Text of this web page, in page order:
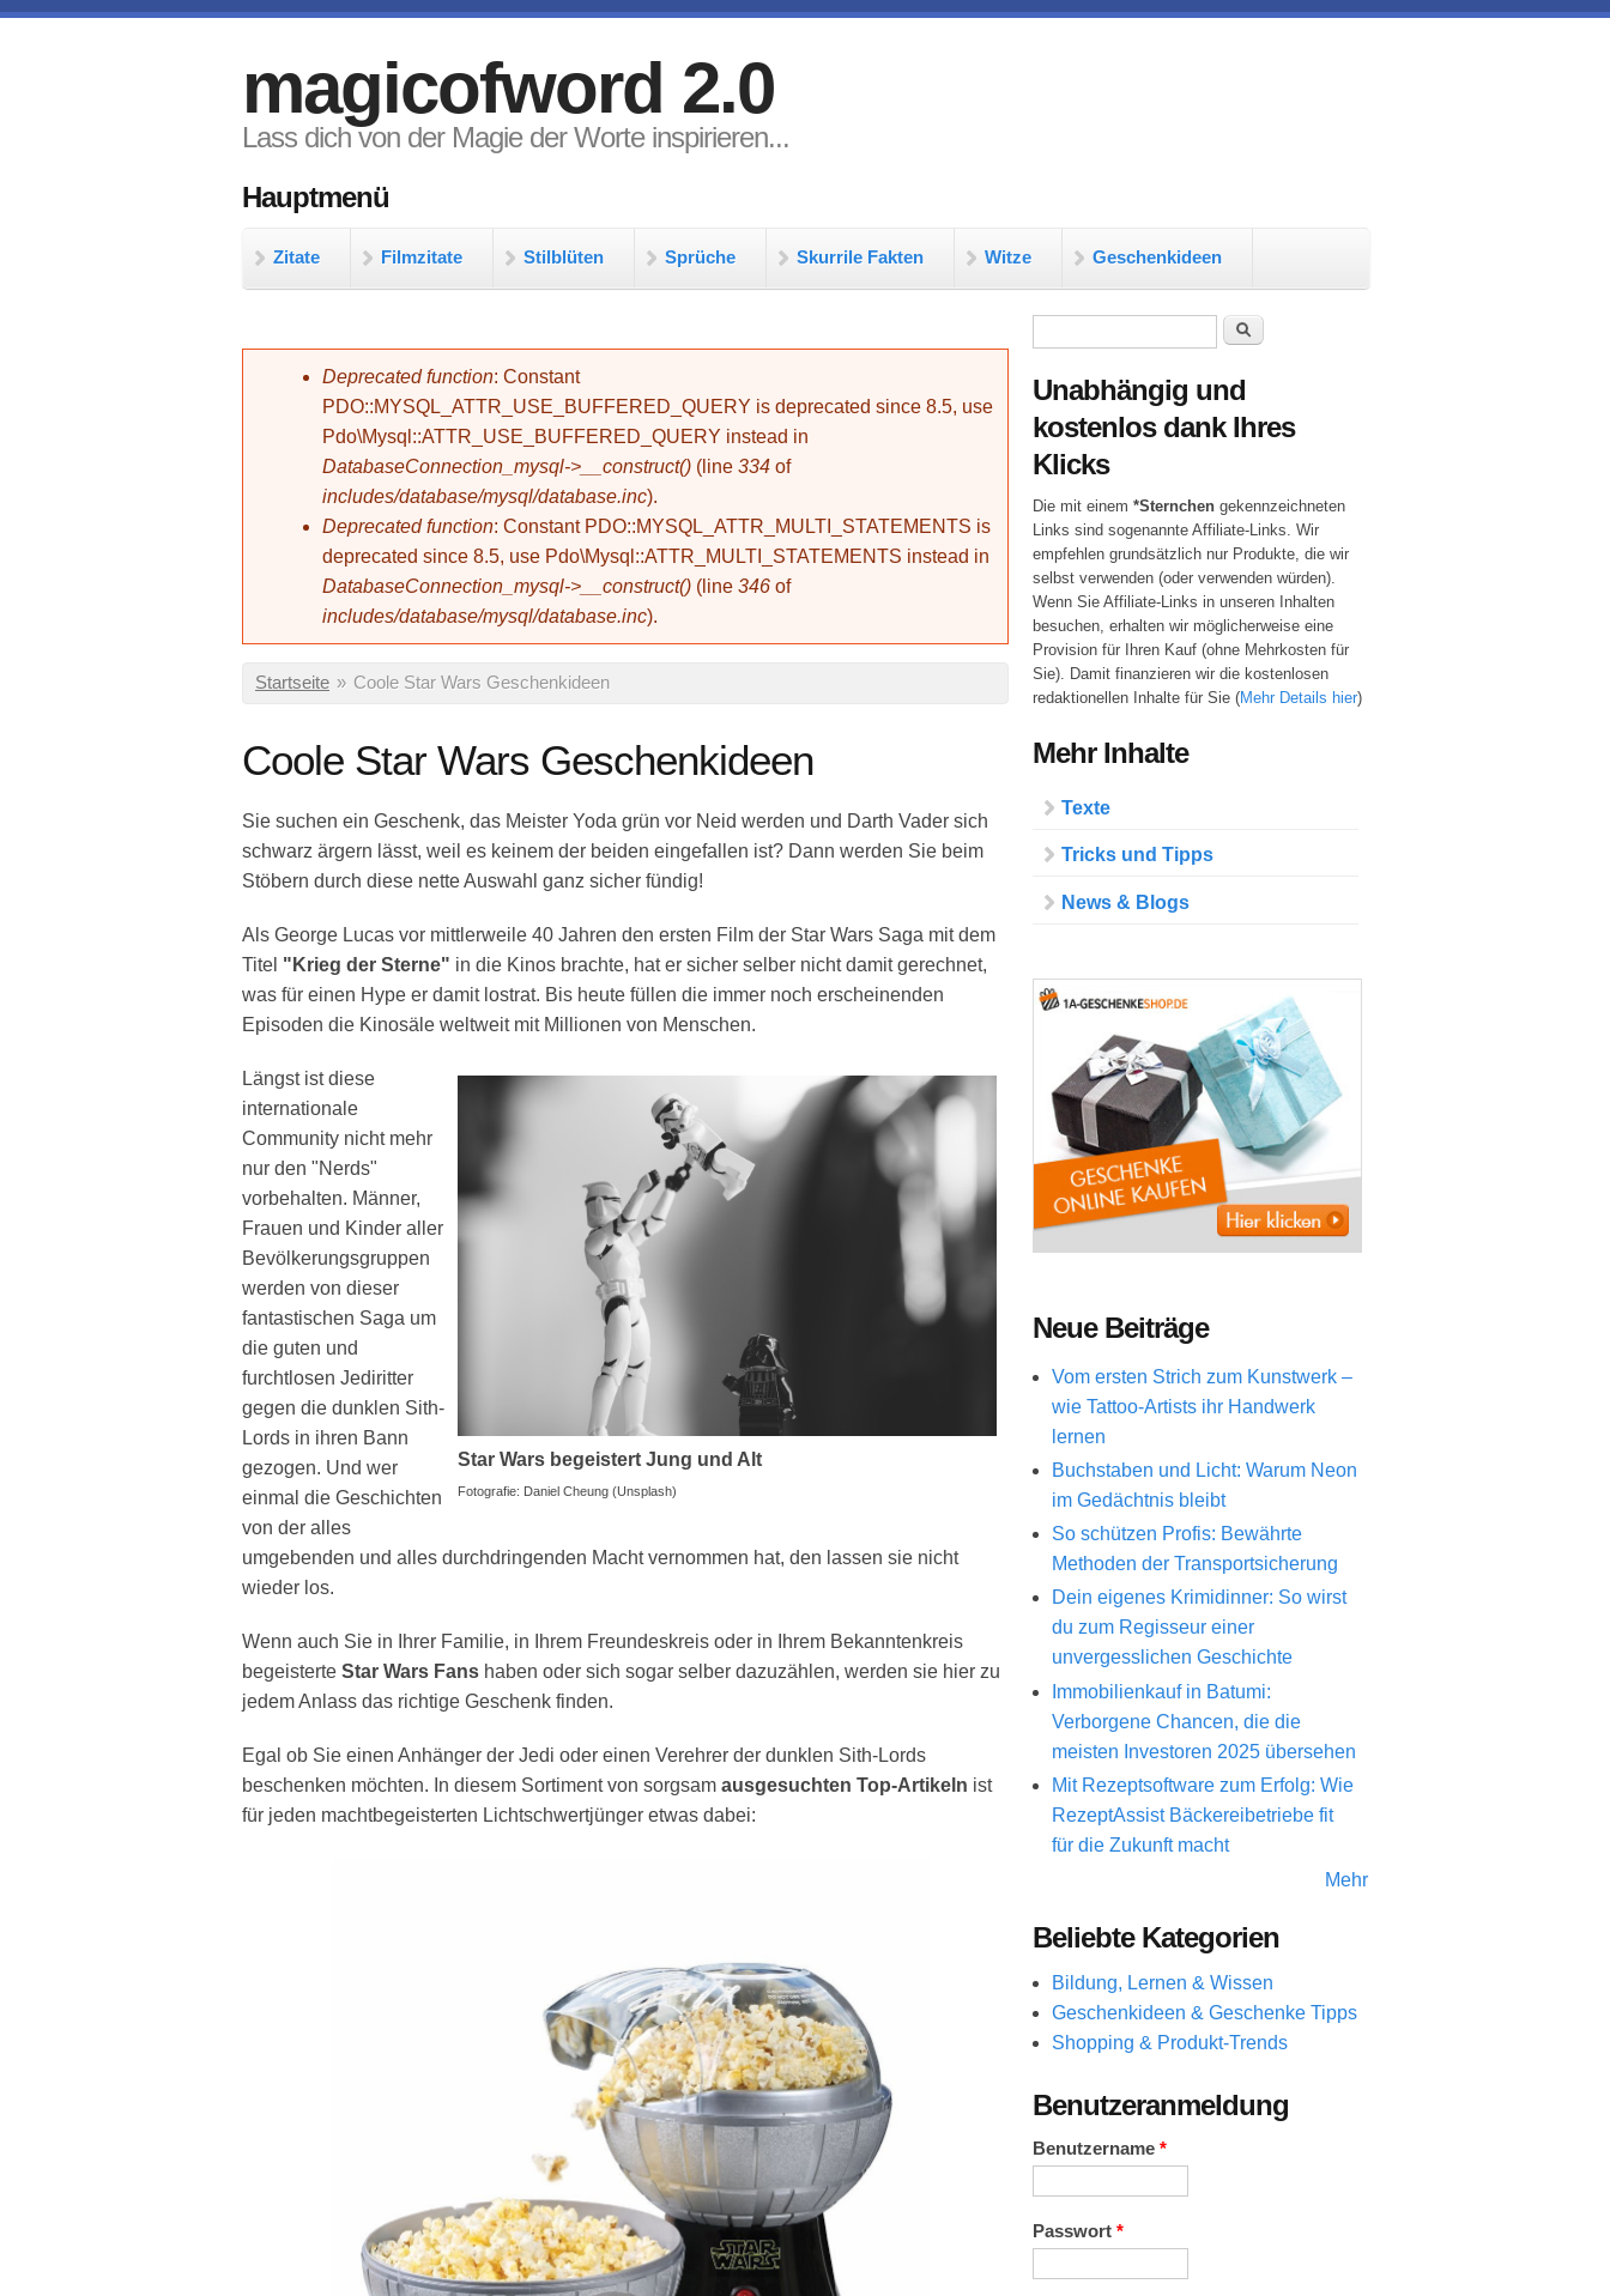
magicofword 2.0
Lass dich von der Magie der Worte inspirieren...
Hauptmenü
Zitate Filmzitate Stilblüten Sprüche Skurrile Fakten Witze Geschenkideen
Fehlermeldung
Deprecated function: Constant
PDO::MYSQL_ATTR_USE_BUFFERED_QUERY is deprecated since 8.5, use
Pdo\Mysql::ATTR_USE_BUFFERED_QUERY instead in
DatabaseConnection_mysql->__construct() (line 334 of
includes/database/mysql/database.inc).
Deprecated function: Constant PDO::MYSQL_ATTR_MULTI_STATEMENTS is
deprecated since 8.5, use Pdo\Mysql::ATTR_MULTI_STATEMENTS instead in
DatabaseConnection_mysql->__construct() (line 346 of
includes/database/mysql/database.inc).
Sie sind hier
Startseite » Coole Star Wars Geschenkideen
Coole Star Wars Geschenkideen
Sie suchen ein Geschenk, das Meister Yoda grün vor Neid werden und Darth Vader sich
schwarz ärgern lässt, weil es keinem der beiden eingefallen ist? Dann werden Sie beim
Stöbern durch diese nette Auswahl ganz sicher fündig!
Als George Lucas vor mittlerweile 40 Jahren den ersten Film der Star Wars Saga mit dem
Titel "Krieg der Sterne" in die Kinos brachte, hat er sicher selber nicht damit gerechnet,
was für einen Hype er damit lostrat. Bis heute füllen die immer noch erscheinenden
Episoden die Kinosäle weltweit mit Millionen von Menschen.
Star Wars begeistert Jung und Alt
Fotografie: Daniel Cheung (Unsplash)
Längst ist diese
internationale
Community nicht mehr
nur den "Nerds"
vorbehalten. Männer,
Frauen und Kinder aller
Bevölkerungsgruppen
werden von dieser
fantastischen Saga um
die guten und
furchtlosen Jediritter
gegen die dunklen Sith-
Lords in ihren Bann
gezogen. Und wer
einmal die Geschichten
von der alles
umgebenden und alles durchdringenden Macht vernommen hat, den lassen sie nicht
wieder los.
Wenn auch Sie in Ihrer Familie, in Ihrem Freundeskreis oder in Ihrem Bekanntenkreis
begeisterte Star Wars Fans haben oder sich sogar selber dazuzählen, werden sie hier zu
jedem Anlass das richtige Geschenk finden.
Egal ob Sie einen Anhänger der Jedi oder einen Verehrer der dunklen Sith-Lords
beschenken möchten. In diesem Sortiment von sorgsam ausgesuchten Top-Artikeln ist
für jeden machtbegeisterten Lichtschwertjünger etwas dabei:
Suche
Unabhängig und
kostenlos dank Ihres
Klicks
Die mit einem *Sternchen gekennzeichneten
Links sind sogenannte Affiliate-Links. Wir
empfehlen grundsätzlich nur Produkte, die wir
selbst verwenden (oder verwenden würden).
Wenn Sie Affiliate-Links in unseren Inhalten
besuchen, erhalten wir möglicherweise eine
Provision für Ihren Kauf (ohne Mehrkosten für
Sie). Damit finanzieren wir die kostenlosen
redaktionellen Inhalte für Sie (Mehr Details hier)
Mehr Inhalte
Texte
Tricks und Tipps
News & Blogs
Neue Beiträge
Vom ersten Strich zum Kunstwerk –
wie Tattoo-Artists ihr Handwerk
lernen
Buchstaben und Licht: Warum Neon
im Gedächtnis bleibt
So schützen Profis: Bewährte
Methoden der Transportsicherung
Dein eigenes Krimidinner: So wirst
du zum Regisseur einer
unvergesslichen Geschichte
Immobilienkauf in Batumi:
Verborgene Chancen, die die
meisten Investoren 2025 übersehen
Mit Rezeptsoftware zum Erfolg: Wie
RezeptAssist Bäckereibetriebe fit
für die Zukunft macht
Mehr
Beliebte Kategorien
Bildung, Lernen & Wissen
Geschenkideen & Geschenke Tipps
Shopping & Produkt-Trends
Benutzeranmeldung
Benutzername *
Passwort *